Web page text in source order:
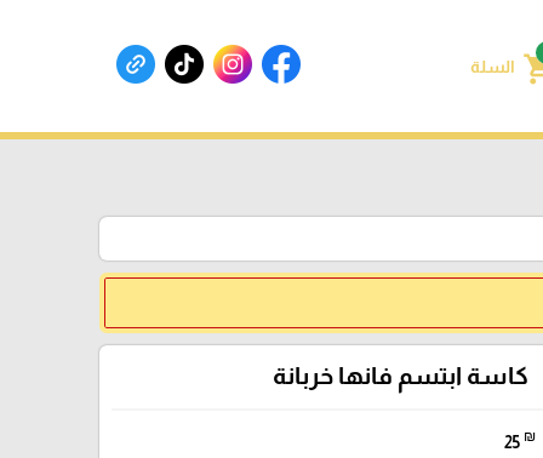
السلة
كاسة ابتسم فانها خربانة
25 ₪